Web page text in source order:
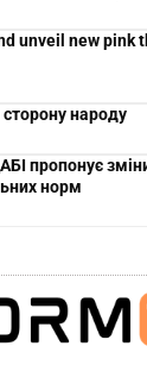
unveil new pink
народу
пропонує
норм